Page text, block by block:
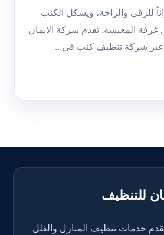
للرقي والراحة، ويشكل الكنب
غرفة المعيشة. تقدم شركة الايمان
عبر شركة تنظيف كنب في...
للتنظيف
خدمات تنظيف المنازل والفلل